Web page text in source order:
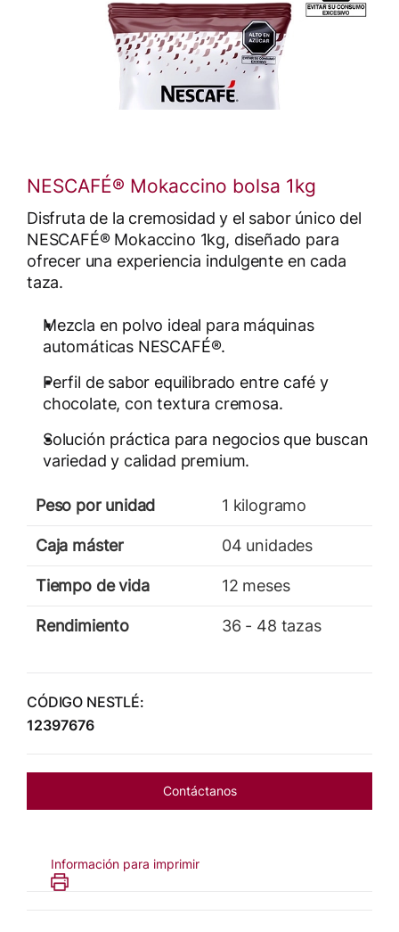
NESCAFÉ® Mokaccino bolsa 1kg
Disfruta de la cremosidad y el sabor único del
NESCAFÉ® Mokaccino 1kg, diseñado para
ofrecer una experiencia indulgente en cada
taza.
Mezcla en polvo ideal para máquinas
automáticas NESCAFÉ®.
Perfil de sabor equilibrado entre café y
chocolate, con textura cremosa.
Solución práctica para negocios que buscan
variedad y calidad premium.
Peso por unidad 1 kilogramo
Caja máster 04 unidades
Tiempo de vida 12 meses
Rendimiento 36 - 48 tazas
CÓDIGO NESTLÉ:
12397676
Contáctanos
Información para imprimir